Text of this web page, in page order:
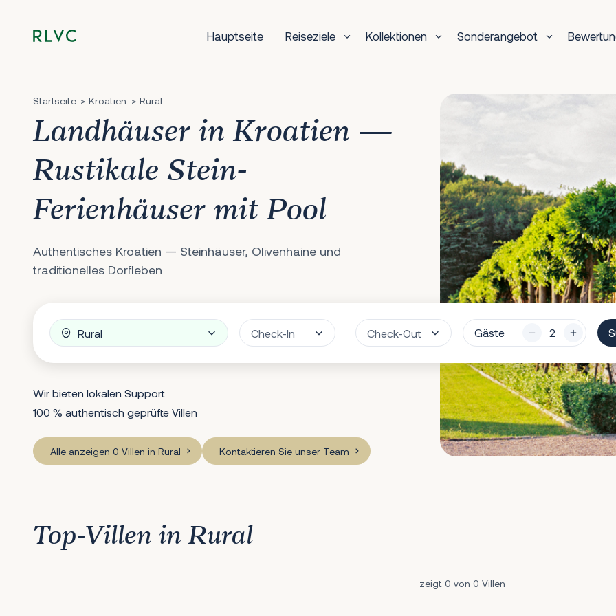
Hauptseite Reiseziele Kollektionen Sonderangebot
Startseite Kroatien Rural
Landhäuser in Kroatien —
Rustikale Stein-
Ferienhäuser mit Pool
Authentisches Kroatien — Steinhäuser, Olivenhaine und
traditionelles Dorfleben
Gäste
Wir bieten lokalen Support
100 % authentisch geprüfte Villen
Alle anzeigen 0 Villen in Rural Kontaktieren Sie unser Team
Top-Villen in Rural
zeigt 0 von 0 Villen